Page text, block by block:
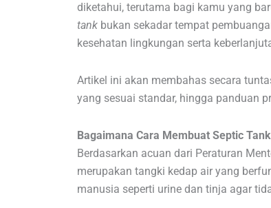
diketahui, terutama bagi kamu yang
tank bukan sekadar tempat
kesehatan lingkungan serta
Artikel ini akan membahas secara
yang sesuai standar, hingga panduan
Bagaimana Cara Membuat Septic
Berdasarkan acuan dari Peraturan
merupakan tangki kedap air yang
manusia seperti urine dan tinja agar